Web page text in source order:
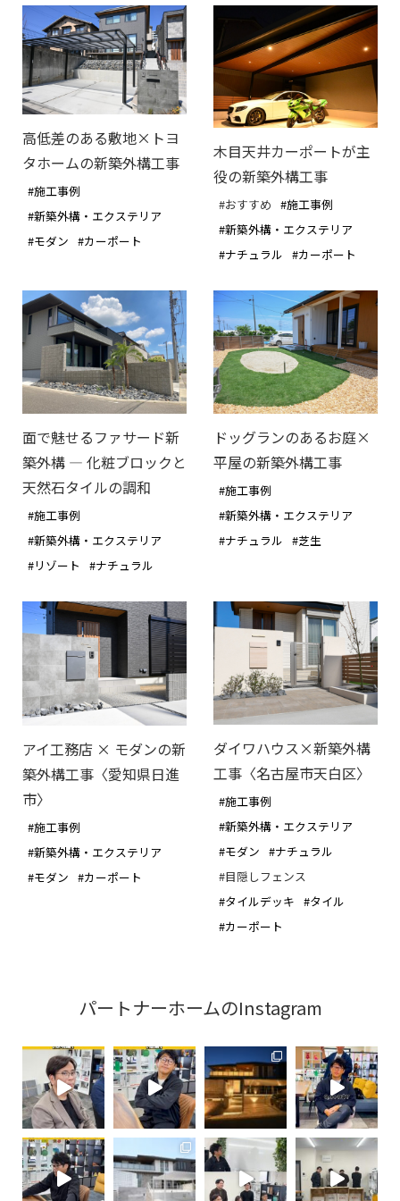
高低差のある敷地×トヨ
タホームの新築外構工事
#施工事例
#新築外構・エクステリア
#モダン #カーポート
木目天井カーポートが主
役の新築外構工事
#おすすめ #施工事例
#新築外構・エクステリア
#ナチュラル #カーポート
面で魅せるファサード新
築外構 ― 化粧ブロックと
天然石タイルの調和
#施工事例
#新築外構・エクステリア
#リゾート
#ナチュラル
ドッグランのあるお庭×
平屋の新築外構工事
#施工事例
#新築外構・エクステリア
#ナチュラル #芝生
アイ工務店 × モダンの新
築外構工事〈愛知県日進
市〉
#施工事例
#新築外構・エクステリア
#モダン #カーポート
ダイワハウス×新築外構
工事〈名古屋市天白区〉
#施工事例
#新築外構・エクステリア
#モダン #ナチュラル
#目隠しフェンス
#タイルデッキ #タイル
#カーポート
パートナーホームのInstagram